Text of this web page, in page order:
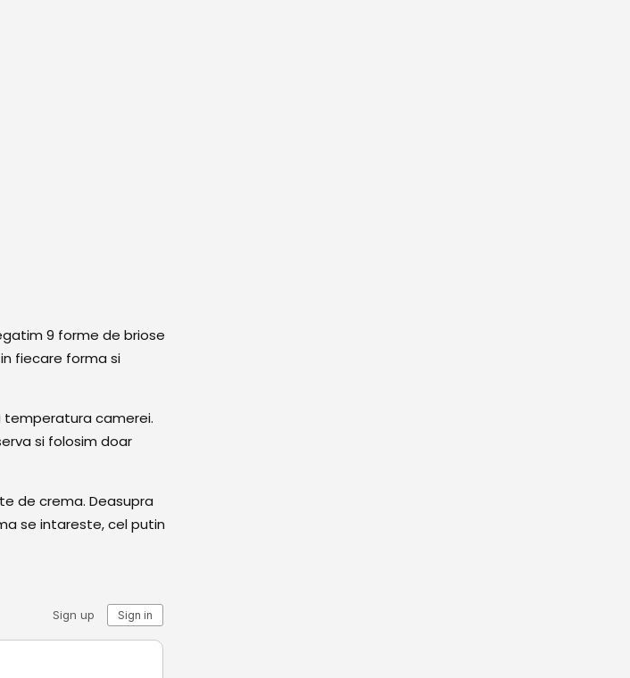
9 forme de briose
fiecare forma si
temperatura camerei.
si folosim doar
de crema. Deasupra
se intareste, cel putin